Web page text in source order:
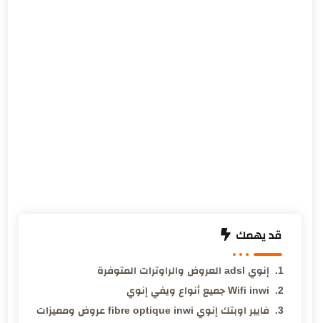
قد يهمك
إنوي adsl العروض والراوترات المتوفرة
Wifi inwi جميع أنواع ويفي إنوي
فايبر اوبتك إنوي fibre optique inwi عروض ومميزات